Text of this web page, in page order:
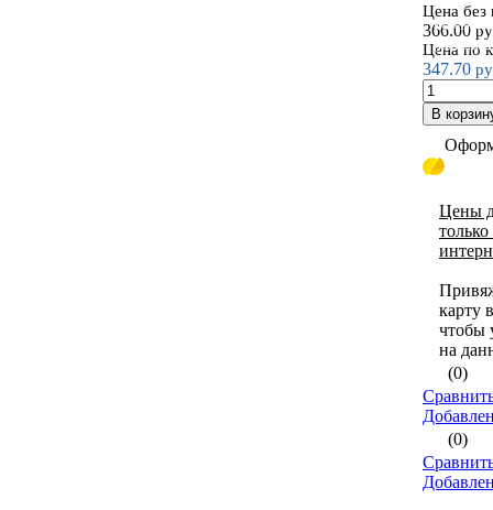
Цена без
366.00
Цена по
347.70
Веревки
В
Цены
карту
чтобы
на
(0)
(0)